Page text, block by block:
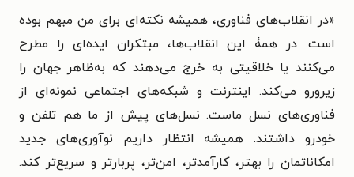
«در انقلاب‌های فناوری، همیشه نکته‌ای برای من مبهم بوده
است. در همۀ این انقلاب‌ها، مبتکران ایده‌‌ای را مطرح
می‌کنند یا خلاقیتی به خرج می‌دهند که به‌ظاهر جهان را
زیرورو می‌کند. اینترنت و شبکه‌های اجتماعی نمونه‌ای از
فناوری‌های نسل ماست. نسل‌های پیش از ما هم تلفن و
خودرو داشتند. همیشه انتظار داریم نوآوری‌های جدید
امکاناتمان را بهتر، کارآمدتر، امن‌تر، پربار‌تر و سریع‌تر کند.